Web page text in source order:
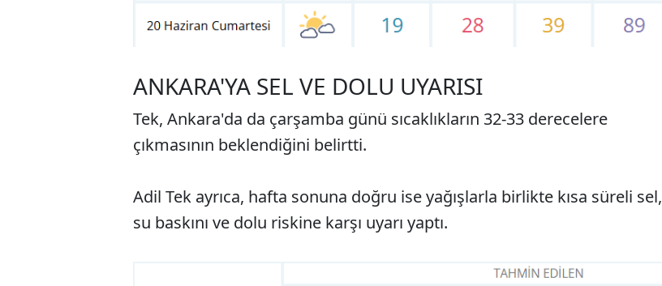
ANKARA'YA SEL VE DOLU UYARISI
Tek, Ankara'da da çarşamba günü sıcaklıkların 32-33 derecelere
çıkmasının beklendiğini belirtti.
Adil Tek ayrıca, hafta sonuna doğru ise yağışlarla birlikte kısa süreli sel,
su baskını ve dolu riskine karşı uyarı yaptı.